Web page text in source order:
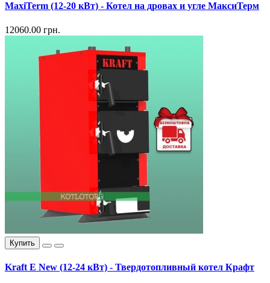
MaxiTerm (12-20 кВт) - Котел на дровах и угле МаксиТерм
12060.00 грн.
Купить
Kraft E New (12-24 кВт) - Твердотопливный котел Крафт